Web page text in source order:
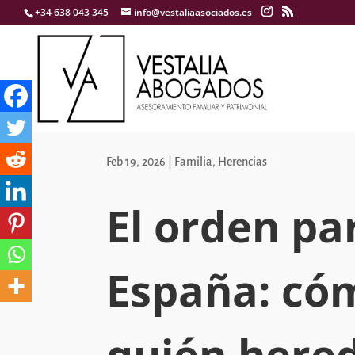
+34 638 043 345 info@vestaliaasociados.es
Feb 19, 2026 Familia, Herencias
El orden
España: